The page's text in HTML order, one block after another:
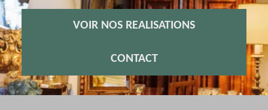
VOIR NOS REALISATIONS
CONTACT